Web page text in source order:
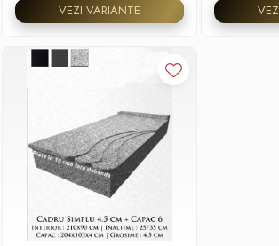
VEZI VARIANTE